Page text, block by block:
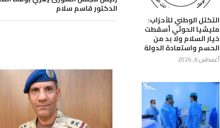
الدكتور قاسم سلام
التكتل الوطني للأحزاب:
مليشيا الحوثي أسقطت
خيار السلام ولا بد من
الحسم واستعادة الدولة
أغسطس 6, 2026